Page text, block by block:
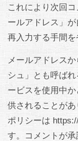
これにより次回
ールアドレス」
再入力する手間を
メールアドレス
シュ」とも呼ば
ービスを使用中
供されることが
ポリシーは
す。コメントが